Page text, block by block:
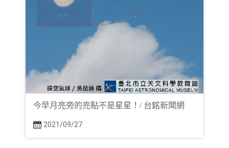
今早月亮旁的亮點不是星星！/ 台銘新聞網
2021/09/27